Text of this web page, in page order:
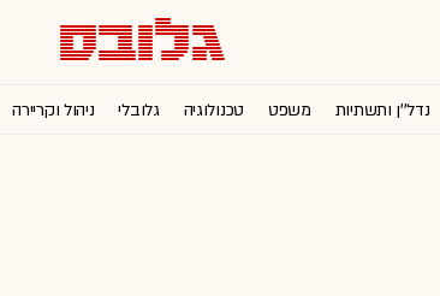
נדל''ן ותשתיות משפט טכנולוגיה גלובלי ניהול וקריירה